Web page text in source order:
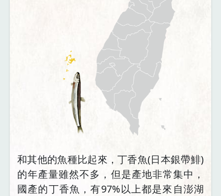
和其他的魚種比起來，丁香魚(日本銀帶鯡)
的年產量雖然不多，但是產地非常集中，
國產的丁香魚，有97%以上都是來自澎湖